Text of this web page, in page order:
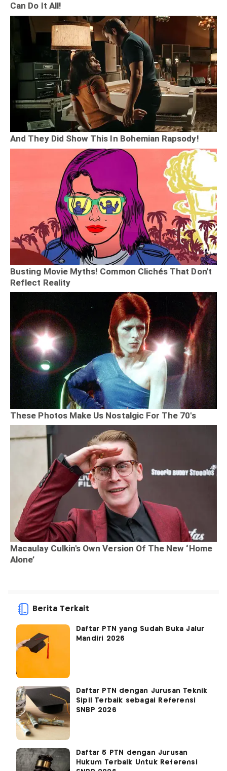
Berita Terkait
Daftar PTN yang Sudah Buka Jalur
Mandiri 2026
Daftar PTN dengan Jurusan Teknik
Sipil Terbaik sebagai Referensi
SNBP 2026
Daftar 5 PTN dengan Jurusan
Hukum Terbaik Untuk Referensi